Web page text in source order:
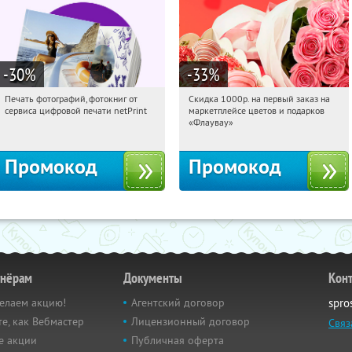
-30%
13:19:03 Получили:
Печать фотографий, фотокниг от
сервиса цифровой печати netPrint
Промокод
-33%
13:19:03 Получили:
Россия
Скидка 1000р. на первый заказ на
маркетплейсе цветов и подарков
«Флаувау»
Промокод
акцию!
как Вебмастер
акции
Документы
Агентский договор
Лицензионный договор
Публичная оферта